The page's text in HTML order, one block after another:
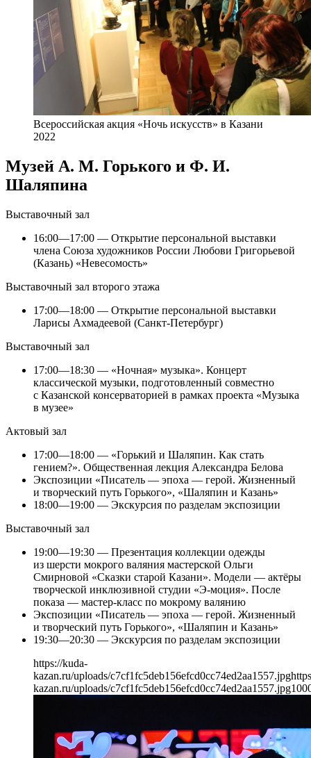
Всероссийская акция «Ночь искусств» в Казани
2022
Музей А. М. Горького и Ф. И.
Шаляпина
Выставочный зал
16:00—17:00 — Открытие персональной выставки
члена Союза художников России Любови Григорьевой
(Казань) «Невесомость»
Выставочный зал второго этажа
17:00—18:00 — Открытие персональной выставки
Ларисы Ахмадеевой (Санкт-Петербург)
Выставочный зал
17:00—18:30 — «Ночная» музыка». Концерт
классической музыки, подготовленный совместно
с Казанской консерваторией в рамках проекта «Музыка
в музее»
Актовый зал
17:00—18:00 — «Горький и Шаляпин. Как стать
гением?». Общественная лекция Александра Белова
Экспозиции «Писатель — эпоха — герой. Жизненный
и творческий путь Горького», «Шаляпин и Казань»
18:00—19:00 — Экскурсия по разделам экспозиции
Выставочный зал
19:00—19:30 — Презентация коллекции одежды
из шерсти мокрого валяния мастерской Ольги
Смирновой «Сказки старой Казани». Модели — актёры
творческой инклюзивной студии «Э-моция». После
показа — мастер-класс по мокрому валянию
Экспозиции «Писатель — эпоха — герой. Жизненный
и творческий путь Горького», «Шаляпин и Казань»
19:30—20:30 — Экскурсия по разделам экспозиции
https://kuda-
kazan.ru/uploads/c7cf1fc5deb156efcd0cc74ed2aa1557.jpg
kazan.ru/uploads/c7cf1fc5deb156efcd0cc74ed2aa1557.jpg